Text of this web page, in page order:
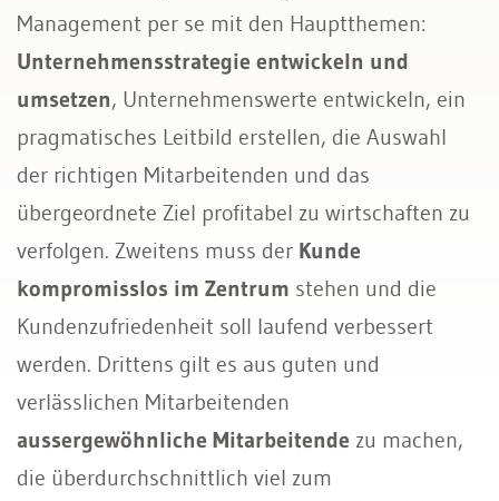
Bau & Immobilien
Management per se mit den Hauptthemen:
Unternehmensstrategie entwickeln und
umsetzen, Unternehmenswerte entwickeln, ein
pragmatisches Leitbild erstellen, die Auswahl
der richtigen Mitarbeitenden und das
übergeordnete Ziel profitabel zu wirtschaften zu
verfolgen. Zweitens muss der Kunde
kompromisslos im Zentrum stehen und die
Kundenzufriedenheit soll laufend verbessert
werden. Drittens gilt es aus guten und
verlässlichen Mitarbeitenden
aussergewöhnliche Mitarbeitende zu machen,
die überdurchschnittlich viel zum